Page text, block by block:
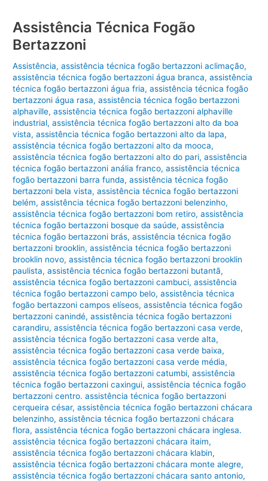
Assistência Técnica Fogão
Bertazzoni
Assistência,assistência técnica fogão bertazzoni aclimação,
assistência técnica fogão bertazzoni água branca,assistência
técnica fogão bertazzoni água fria,assistência técnica fogão
bertazzoni água rasa,assistência técnica fogão bertazzoni
alphaville,assistência técnica fogão bertazzoni alphaville
industrial,assistência técnica fogão bertazzoni alto da boa
vista,assistência técnica fogão bertazzoni alto da lapa,
assistência técnica fogão bertazzoni alto da mooca,
assistência técnica fogão bertazzoni alto do pari,assistência
técnica fogão bertazzoni anália franco,assistência técnica
fogão bertazzoni barra funda,assistência técnica fogão
bertazzoni bela vista,assistência técnica fogão bertazzoni
belém,assistência técnica fogão bertazzoni belenzinho,
assistência técnica fogão bertazzoni bom retiro,assistência
técnica fogão bertazzoni bosque da saúde,assistência
técnica fogão bertazzoni brás,assistência técnica fogão
bertazzoni brooklin,assistência técnica fogão bertazzoni
brooklin novo,assistência técnica fogão bertazzoni brooklin
paulista,assistência técnica fogão bertazzoni butantã,
assistência técnica fogão bertazzoni cambuci,assistência
técnica fogão bertazzoni campo belo,assistência técnica
fogão bertazzoni campos elíseos,assistência técnica fogão
bertazzoni canindé,assistência técnica fogão bertazzoni
carandiru,assistência técnica fogão bertazzoni casa verde,
assistência técnica fogão bertazzoni casa verde alta,
assistência técnica fogão bertazzoni casa verde baixa,
assistência técnica fogão bertazzoni casa verde média,
assistência técnica fogão bertazzoni catumbi,assistência
técnica fogão bertazzoni caxingui,assistência técnica fogão
bertazzoni centro. assistência técnica fogão bertazzoni
cerqueira césar,assistência técnica fogão bertazzoni chácara
belenzinho,assistência técnica fogão bertazzoni chácara
flora,assistência técnica fogão bertazzoni chácara inglesa.
assistência técnica fogão bertazzoni chácara itaim,
assistência técnica fogão bertazzoni chácara klabin,
assistência técnica fogão bertazzoni chácara monte alegre,
assistência técnica fogão bertazzoni chácara santo antonio,